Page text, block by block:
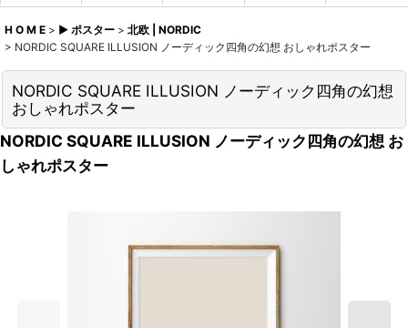
H O M E > ▶︎ ポスター > 北欧 | NORDIC
> NORDIC SQUARE ILLUSION ノーディック四角の幻想 おしゃれポスター
NORDIC SQUARE ILLUSION ノーディック四角の幻想
おしゃれポスター
NORDIC SQUARE ILLUSION ノーディック四角の幻想 お
しゃれポスター